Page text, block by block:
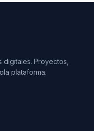
digitales. Proyectos,
plataforma.